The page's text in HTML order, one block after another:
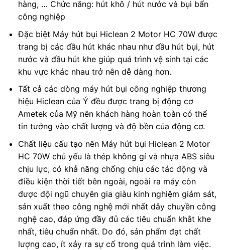
hàng, … Chức năng: hút khô / hút nước và bụi bẩn
công nghiệp
Đặc biệt Máy hút bụi Hiclean 2 Motor HC 70W được
trang bị các đầu hút khác nhau như đầu hút bụi, hút
nước và đầu hút khe giúp quá trình vệ sinh tại các
khu vực khác nhau trở nên dễ dàng hơn.
Tất cả các dòng máy hút bụi công nghiệp thương
hiệu Hiclean của Ý đều được trang bị động cơ
Ametek của Mỹ nên khách hàng hoàn toàn có thể
tin tưởng vào chất lượng và độ bền của động cơ.
Chất liệu cấu tạo nên Máy hút bụi Hiclean 2 Motor
HC 70W chủ yếu là thép không gỉ và nhựa ABS siêu
chịu lực, có khả năng chống chịu các tác động và
điều kiện thời tiết bên ngoài, ngoài ra máy còn
được đội ngũ chuyên gia giàu kinh nghiệm giám sát,
sản xuất theo công nghệ mới nhất dây chuyền công
nghệ cao, đáp ứng đầy đủ các tiêu chuẩn khắt khe
nhất, tiêu chuẩn nhất. Do đó, sản phẩm đạt chất
lượng cao, ít xảy ra sự cố trong quá trình làm việc.